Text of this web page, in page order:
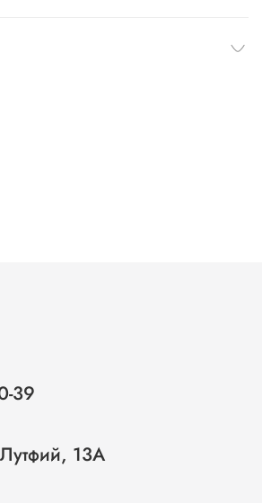
39
13А